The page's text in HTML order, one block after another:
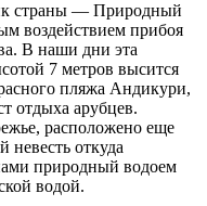
страны — Природный
воздействием прибоя
В наши дни эта
7 метров высится
пляжа Андикури,
отдыха арубцев.
расположено еще
откуда
природный водоем
водой.